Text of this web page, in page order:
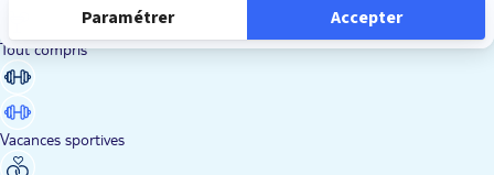
Tout compris
Vacances sportives